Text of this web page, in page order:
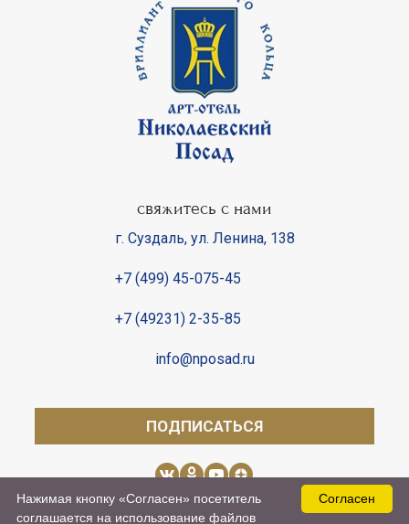
свяжитесь с нами
г. Суздаль, ул. Ленина, 138
+7 (499) 45-075-45
+7 (49231) 2-35-85
info@nposad.ru
ПОДПИСАТЬСЯ
Получить визовое приглашение
Согласен
Нажимая кнопку «Согласен» посетитель
соглашается на использование файлов